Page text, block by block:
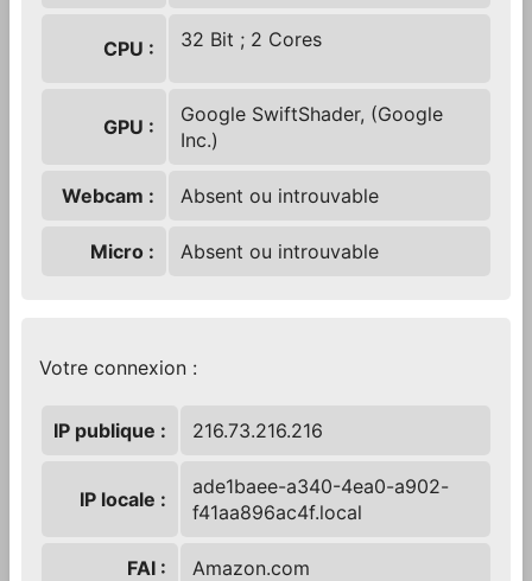
CPU : 32 Bit ; 2 Cores
GPU :
Google SwiftShader, (Google
Inc.)
Webcam : Absent ou introuvable
Micro : Absent ou introuvable
Votre connexion :
IP publique : 216.73.216.216
IP locale :
ade1baee-a340-4ea0-a902-
f41aa896ac4f.local
FAI : Amazon.com